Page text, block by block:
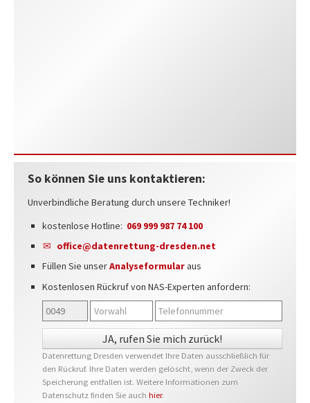
So können Sie uns kontaktieren:
Unverbindliche Beratung durch unsere Techniker!
kostenlose Hotline: 069 999 987 74 100
office@datenrettung-dresden.net
Füllen Sie unserAnalyseformularaus
Kostenlosen Rückruf von NAS-Experten anfordern:
Datenrettung Dresden verwendet Ihre Daten ausschließlich für
den Rückruf. Ihre Daten werden gelöscht, wenn der Zweck der
Speicherung entfallen ist. Weitere Informationen zum
Datenschutz finden Sie auch hier.